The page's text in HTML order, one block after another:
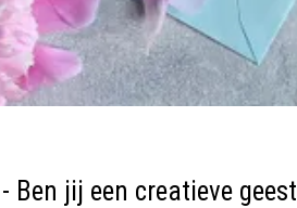
- Ben jij een creatieve